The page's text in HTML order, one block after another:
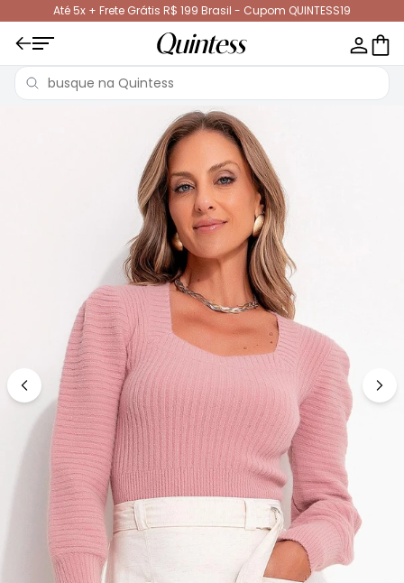
Até 5x + Frete Grátis R$ 199 Brasil - Cupom QUINTESS19